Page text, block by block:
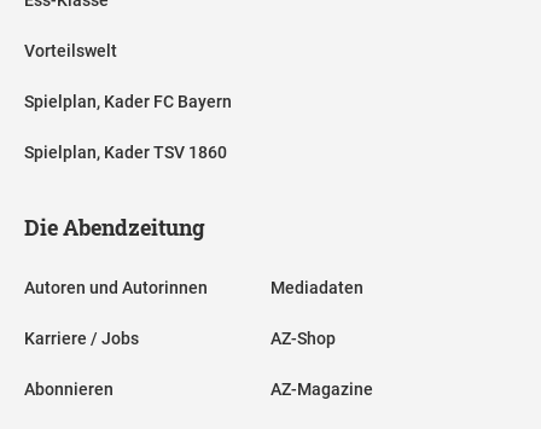
Vorteilswelt
Spielplan, Kader FC Bayern
Spielplan, Kader TSV 1860
Die Abendzeitung
Autoren und Autorinnen
Karriere / Jobs
Abonnieren
Mediadaten
AZ-Shop
AZ-Magazine